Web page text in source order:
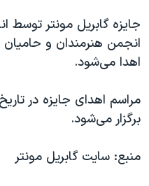
جایزه گابریل مونتر
انجمن هنرمندان و حامیان
اهدا می‌شود.
برگزار می‌شود.
منبع: سایت گابریل مونتر